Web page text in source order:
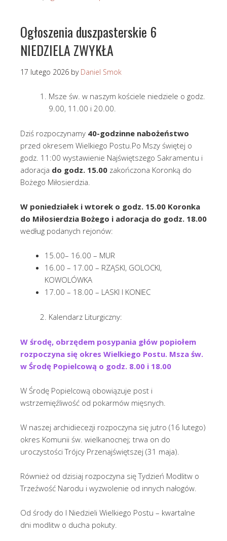
Ogłoszenia duszpasterskie 6
NIEDZIELA ZWYKŁA
17 lutego 2026 by Daniel Smok
Msze św. w naszym kościele niedziele o godz.
9.00, 11.00 i 20.00.
Dziś rozpoczynamy 40-godzinne nabożeństwo
przed okresem Wielkiego Postu.Po Mszy świętej o
godz. 11:00 wystawienie Najświętszego Sakramentu i
adoracja do godz. 15.00 zakończona Koronką do
Bożego Miłosierdzia.
W poniedziałek i wtorek o godz. 15.00 Koronka
do Miłosierdzia Bożego i adoracja do godz. 18.00
według podanych rejonów:
15.00– 16.00 – MUR
16.00 – 17.00 – RZĄSKI, GOLOCKI,
KOWOLÓWKA
17.00 – 18.00 – LASKI I KONIEC
Kalendarz Liturgiczny:
W środę, obrzędem posypania głów popiołem
rozpoczyna się okres Wielkiego Postu. Msza św.
w Środę Popielcową o godz. 8.00 i 18.00
W Środę Popielcową obowiązuje post i
wstrzemięźliwość od pokarmów mięsnych.
W naszej archidiecezji rozpoczyna się jutro (16 lutego)
okres Komunii św. wielkanocnej; trwa on do
uroczystości Trójcy Przenajświętszej (31 maja).
Również od dzisiaj rozpoczyna się Tydzień Modlitw o
Trzeźwość Narodu i wyzwolenie od innych nałogów.
Od środy do I Niedzieli Wielkiego Postu – kwartalne
dni modlitw o ducha pokuty.